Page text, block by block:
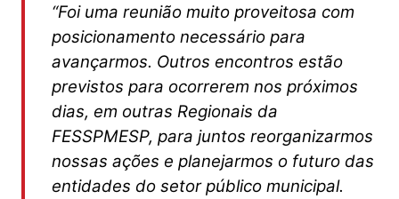
“Foi uma reunião muito proveitosa com
posicionamento necessário para
avançarmos. Outros encontros estão
previstos para ocorrerem nos próximos
dias, em outras Regionais da
FESSPMESP, para juntos reorganizarmos
nossas ações e planejarmos o futuro das
entidades do setor público municipal.